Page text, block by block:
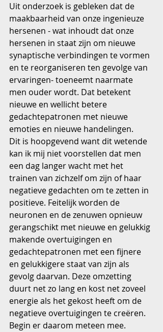
Uit onderzoek is gebleken dat de
maakbaarheid van onze ingenieuze
hersenen - wat inhoudt dat onze
hersenen in staat zijn om nieuwe
synaptische verbindingen te vormen
en te reorganiseren ten gevolge van
ervaringen- toeneemt naarmate
men ouder wordt. Dat betekent
nieuwe en wellicht betere
gedachtepatronen met nieuwe
emoties en nieuwe handelingen.
Dit is hoopgevend want dit wetende
kan ik mij niet voorstellen dat men
een dag langer wacht met het
trainen van zichzelf om zijn of haar
negatieve gedachten om te zetten in
positieve. Feitelijk worden de
neuronen en de zenuwen opnieuw
gerangschikt met nieuwe en gelukkig
makende overtuigingen en
gedachtepatronen met een fijnere
en gelukkigere staat van zijn als
gevolg daarvan. Deze omzetting
duurt net zo lang en kost net zoveel
energie als het gekost heeft om de
negatieve overtuigingen te creëren.
Begin er daarom meteen mee.